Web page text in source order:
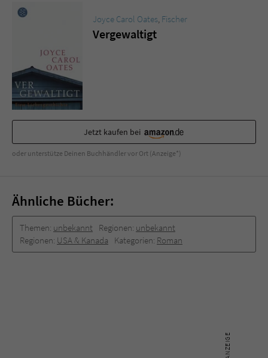
Joyce Carol Oates, Fischer
Vergewaltigt
Jetzt kaufen bei
oder unterstütze Deinen Buchhändler vor Ort (Anzeige*)
Ähnliche Bücher:
Themen: unbekannt Regionen: unbekannt
Regionen: USA & Kanada Kategorien: Roman